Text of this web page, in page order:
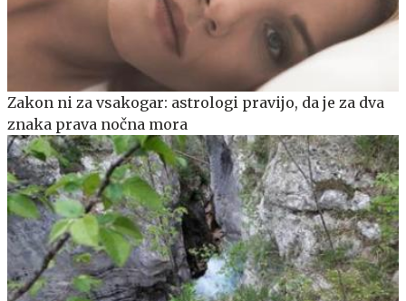
Zakon ni za vsakogar: astrologi pravijo, da je za dva
znaka prava nočna mora